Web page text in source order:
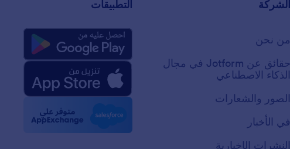
الشركة
من نحن
حقائق عن Jotform في مجال
الذكاء الاصطناعي
الصور والشعارات
في الأخبار
النشرات الإخبارية
التطبيقات